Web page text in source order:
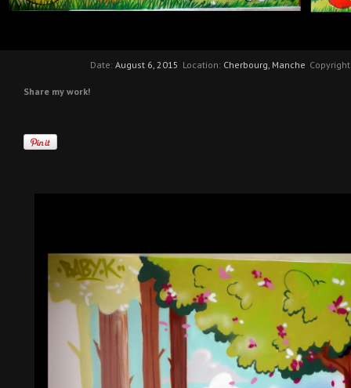
Location: Cherbourg, Manche
Date: August 6, 2015
Share my work!